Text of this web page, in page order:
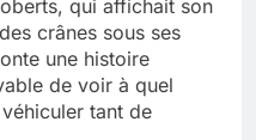
qui affichait son
crânes sous ses
une histoire
de voir à quel
tant de